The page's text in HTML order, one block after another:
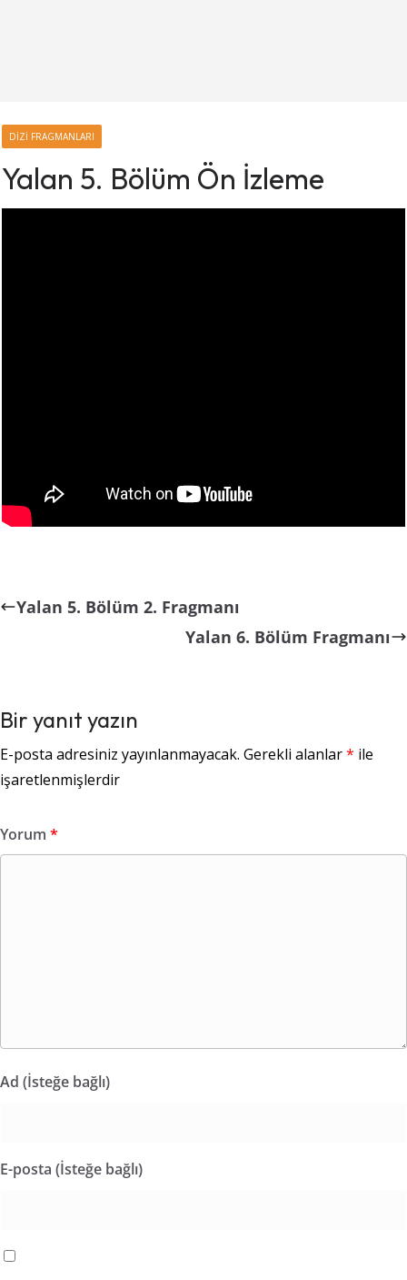
DIZI FRAGMANLARI
Yalan 5. Bölüm Ön İzleme
Yalan 5. Bölüm 2. Fragmanı
Yalan 6. Bölüm Fragmanı
Bir yanıt yazın
E-posta adresiniz yayınlanmayacak. Gerekli alanlar* ile
işaretlenmişlerdir
Yorum *
Ad (İsteğe bağlı)
E-posta (İsteğe bağlı)